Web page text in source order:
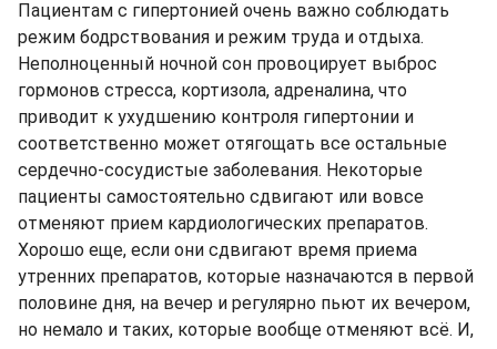
Пациентам с гипертонией очень важно соблюдать
режим бодрствования и режим труда и отдыха.
Неполноценный ночной сон провоцирует выброс
гормонов стресса, кортизола, адреналина, что
приводит к ухудшению контроля гипертонии и
соответственно может отягощать все остальные
сердечно-сосудистые заболевания. Некоторые
пациенты самостоятельно сдвигают или вовсе
отменяют прием кардиологических препаратов.
Хорошо еще, если они сдвигают время приема
утренних препаратов, которые назначаются в первой
половине дня, на вечер и регулярно пьют их вечером,
но немало и таких, которые вообще отменяют всё. И,